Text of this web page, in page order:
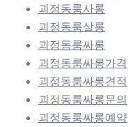
괴정동룸사롱
괴정동룸살롱
괴정동룸싸롱
괴정동룸싸롱가격
괴정동룸싸롱견적
괴정동룸싸롱문의
괴정동룸싸롱예약